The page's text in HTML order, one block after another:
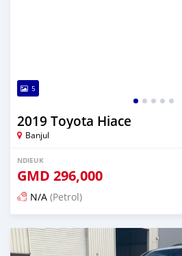
5
2019 Toyota Hiace
Banjul
NDIEUK
GMD 296,000
N/A (Petrol)
Dougal na niou ko depuis 19 days